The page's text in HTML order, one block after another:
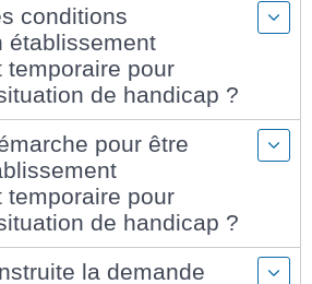
conditions
établissement
temporaire pour
de handicap ?
pour être
temporaire pour
de handicap ?
la demande